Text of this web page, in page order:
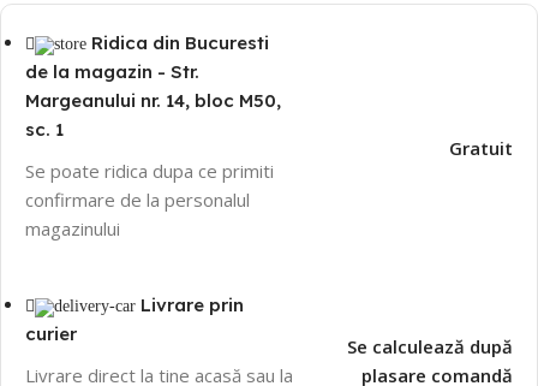
Ridica din Bucuresti
de la magazin - Str.
Margeanului nr. 14, bloc M50,
sc. 1
Se poate ridica dupa ce primiti
confirmare de la personalul
magazinului
Gratuit
Livrare prin
curier
Livrare direct la tine acasă sau la
Se calculează după
plasare comandă